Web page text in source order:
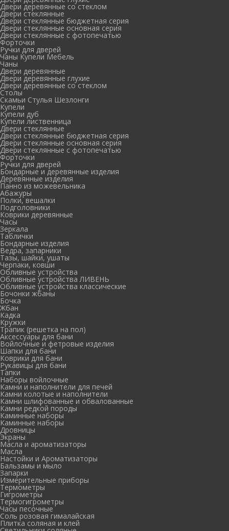
Двери деревянные со стеклом
Двери стеклянные
Двери стеклянные бюджетная серия
Двери стеклянные основная серия
Двери стеклянные с фотопечатью
Форточки
Ручки для дверей
Чаны Купели Мебель
Чаны
Двери деревянные
Двери деревянные глухие
Двери деревянные со стеклом
Столы
Скамьи Стулья Шезлонги
Купели
Купели дуб
Купели лиственница
Двери стеклянные
Двери стеклянные бюджетная серия
Двери стеклянные основная серия
Двери стеклянные с фотопечатью
Форточки
Ручки для дверей
Бондарные и деревянные изделия
Деревянные изделия
Панно из можевельника
Абажуры
Полки, вешалки
Подголовники
Коврики деревянные
Часы
Зеркала
Таблички
Бондарные изделия
Ведра, запарники
Тазы, шайки, ушаты
Черпаки, ковши
Обливные устройства
Обливные устройства ЛИВЕНЬ
Обливные устройства классические
Бочонки жбаны
Бочка
Жбан
Кадка
Кружки
Трапик (решетка на пол)
Аксессуары для бани
Войлочные и фетровые изделия
Шапки для бани
Коврики для бани
Рукавицы для бани
Тапки
Наборы войлочные
Камни и наполнители для печей
Камни колотые и наполнители
Камни шлифованные и обвалованные
Камни редкой породы
Каминные наборы
Каминные наборы
Дровницы
Экраны
Масла и ароматизаторы
Масла
Настойки и Ароматизаторы
Бальзамы и мыло
Запарки
Измерительные приборы
Термометры
Гигрометры
Термогигрометры
Часы песочные
Соль розовая гималайская
Плитка соляная и клей